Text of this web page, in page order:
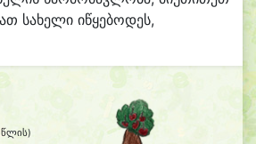
სახელი იწყებოდეს,
წლის)